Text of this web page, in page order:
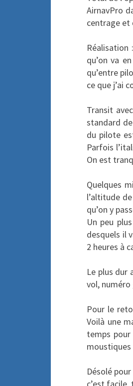
AirnavPro
centrage et
Réalisation
qu’on va
qu’entre
ce que j’ai
Transit
standard
du pilote
Parfois
On est
Quelques
l’altitude
qu’on y
Un peu
desquels il
2 heures à
Le plus dur
vol, numéro
Pour le
Voilà une
temps
moustiques
Désolé